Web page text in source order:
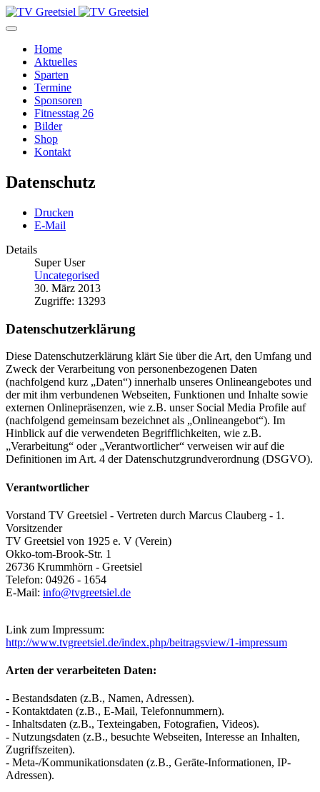
Home
Aktuelles
Sparten
Termine
Sponsoren
Fitnesstag 26
Bilder
Shop
Kontakt
Datenschutz
Drucken
E-Mail
Details
Super User
Uncategorised
30. März 2013
Zugriffe: 13293
Datenschutzerklärung
Diese Datenschutzerklärung klärt Sie über die Art, den Umfang und
Zweck der Verarbeitung von personenbezogenen Daten
(nachfolgend kurz „Daten“) innerhalb unseres Onlineangebotes und
der mit ihm verbundenen Webseiten, Funktionen und Inhalte sowie
externen Onlinepräsenzen, wie z.B. unser Social Media Profile auf
(nachfolgend gemeinsam bezeichnet als „Onlineangebot“). Im
Hinblick auf die verwendeten Begrifflichkeiten, wie z.B.
„Verarbeitung“ oder „Verantwortlicher“ verweisen wir auf die
Definitionen im Art. 4 der Datenschutzgrundverordnung (DSGVO).
Verantwortlicher
Vorstand TV Greetsiel - Vertreten durch Marcus Clauberg - 1.
Vorsitzender
TV Greetsiel von 1925 e. V (Verein)
Okko-tom-Brook-Str. 1
26736 Krummhörn - Greetsiel
Telefon: 04926 - 1654
E-Mail: info@tvgreetsiel.de
Link zum Impressum:
http://www.tvgreetsiel.de/index.php/beitragsview/1-impressum
Arten der verarbeiteten Daten:
- Bestandsdaten (z.B., Namen, Adressen).
- Kontaktdaten (z.B., E-Mail, Telefonnummern).
- Inhaltsdaten (z.B., Texteingaben, Fotografien, Videos).
- Nutzungsdaten (z.B., besuchte Webseiten, Interesse an Inhalten,
Zugriffszeiten).
- Meta-/Kommunikationsdaten (z.B., Geräte-Informationen, IP-
Adressen).